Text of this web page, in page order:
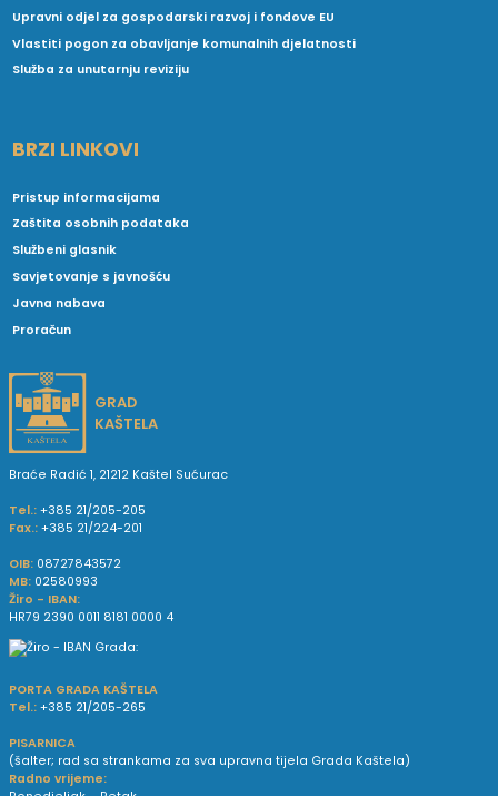
Upravni odjel za gospodarski razvoj i fondove EU
Vlastiti pogon za obavljanje komunalnih djelatnosti
Služba za unutarnju reviziju
BRZI LINKOVI
Pristup informacijama
Zaštita osobnih podataka
Službeni glasnik
Savjetovanje s javnošću
Javna nabava
Proračun
GRAD
KAŠTELA
Braće Radić 1, 21212 Kaštel Sućurac
Tel.: +385 21/205-205
Fax.: +385 21/224-201
OIB: 08727843572
MB: 02580993
Žiro - IBAN:
HR79 2390 0011 8181 0000 4
PORTA GRADA KAŠTELA
Tel.: +385 21/205-265
PISARNICA
(šalter; rad sa strankama za sva upravna tijela Grada Kaštela)
Radno vrijeme: